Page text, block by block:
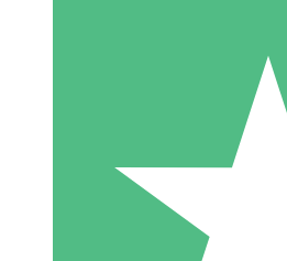
Individuelle
Zahlen Sie nach Bedarf mit
monatliche